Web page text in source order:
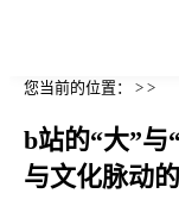
您当前的位置： > >
b站的“大”与
与文化脉动